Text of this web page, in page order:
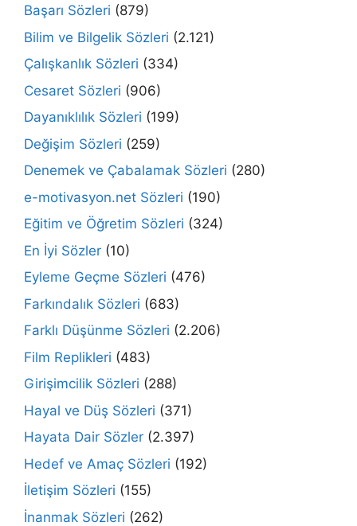
Başarı Sözleri (879)
Bilim ve Bilgelik Sözleri (2.121)
Çalışkanlık Sözleri (334)
Cesaret Sözleri (906)
Dayanıklılık Sözleri (199)
Değişim Sözleri (259)
Denemek ve Çabalamak Sözleri (280)
e-motivasyon.net Sözleri (190)
Eğitim ve Öğretim Sözleri (324)
En İyi Sözler (10)
Eyleme Geçme Sözleri (476)
Farkındalık Sözleri (683)
Farklı Düşünme Sözleri (2.206)
Film Replikleri (483)
Girişimcilik Sözleri (288)
Hayal ve Düş Sözleri (371)
Hayata Dair Sözler (2.397)
Hedef ve Amaç Sözleri (192)
İletişim Sözleri (155)
İnanmak Sözleri (262)